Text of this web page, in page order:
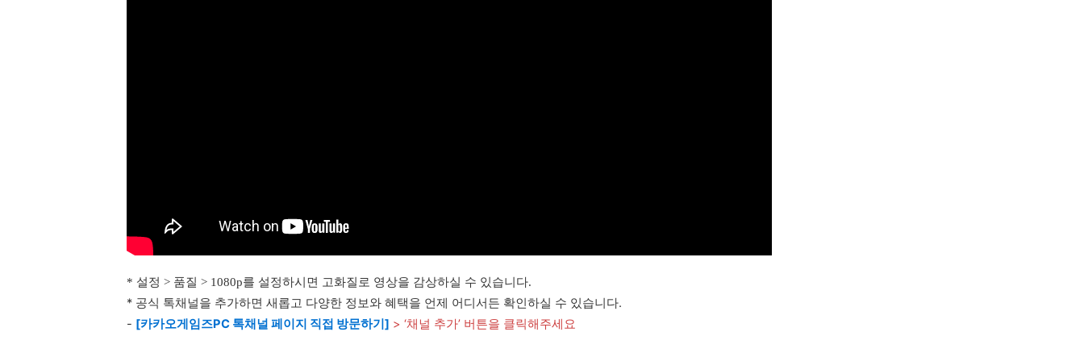
* 설정 > 품질 > 1080p를 설정하시면 고화질로 영상을 감상하실 수 있습니다.
* 공식 톡채널을 추가하면 새롭고 다양한 정보와 혜택을 언제 어디서든 확인하실 수 있습니다.
- [카카오게임즈PC 톡채널 페이지 직접 방문하기] > ‘채널 추가’ 버튼을 클릭해주세요